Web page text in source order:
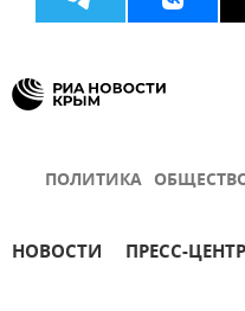
ПОЛИТИКА
НОВОСТИ ПРЕСС-ЦЕНТР